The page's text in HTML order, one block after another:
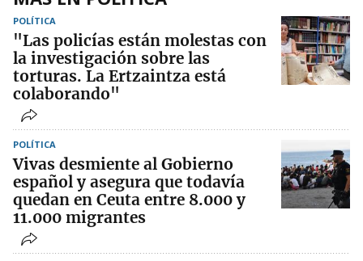
POLÍTICA
"Las policías están molestas con
la investigación sobre las
torturas. La Ertzaintza está
colaborando"
POLÍTICA
Vivas desmiente al Gobierno
español y asegura que todavía
quedan en Ceuta entre 8.000 y
11.000 migrantes